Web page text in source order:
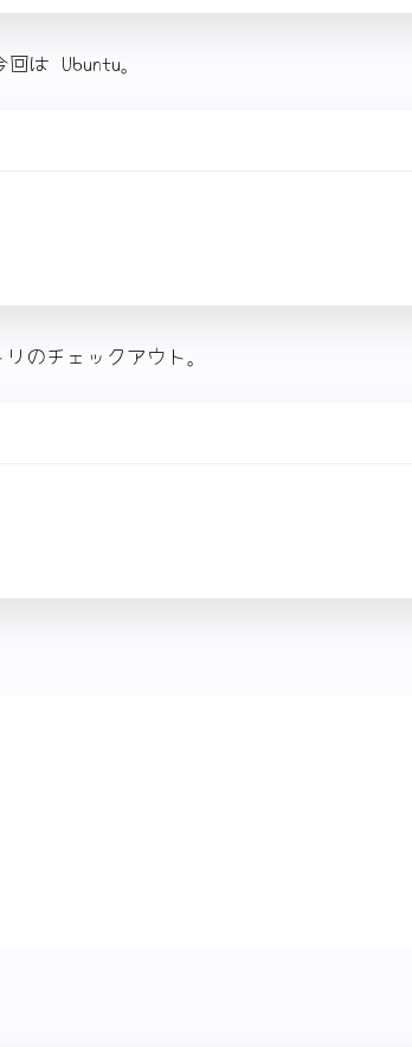
は Ubuntu。
のチェックアウト。